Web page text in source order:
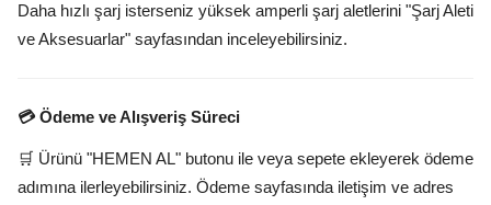
Daha hızlı şarj isterseniz yüksek amperli şarj aletlerini "Şarj Aleti
ve Aksesuarlar" sayfasından inceleyebilirsiniz.
💳 Ödeme ve Alışveriş Süreci
🛒 Ürünü "HEMEN AL" butonu ile veya sepete ekleyerek ödeme
adımına ilerleyebilirsiniz. Ödeme sayfasında iletişim ve adres